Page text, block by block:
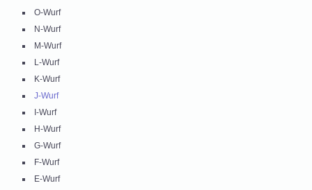
O-Wurf
N-Wurf
M-Wurf
L-Wurf
K-Wurf
J-Wurf
I-Wurf
H-Wurf
G-Wurf
F-Wurf
E-Wurf